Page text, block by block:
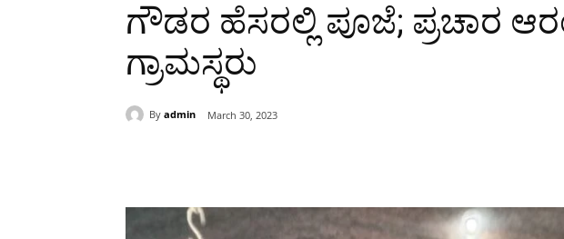
ಗೌಡರ ಹೆಸರಲ್ಲಿ ಪೂಜೆ; ಪ್ರಚಾರ
ಗ್ರಾಮಸ್ಥರು
By admin March 30, 2023